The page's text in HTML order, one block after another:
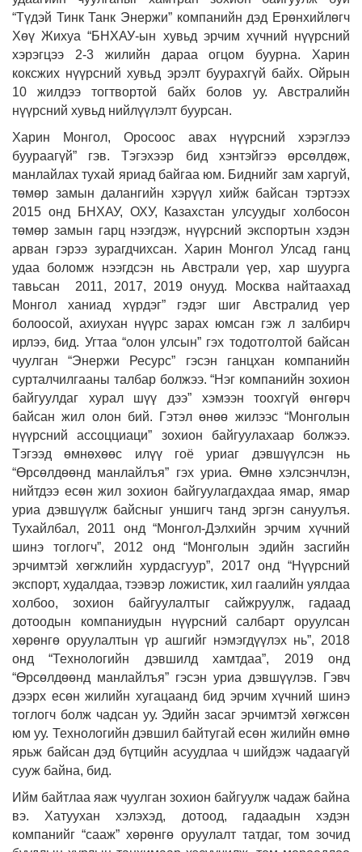
“Түдэй Тинк Танк Энержи” компанийн дэд Ерөнхийлөгч
Хөү Жихуа “БНХАУ-ын хувьд эрчим хүчний нүүрсний
хэрэгцээ 2-3 жилийн дараа огцом буурна. Харин
коксжих нүүрсний хувьд эрэлт буурахгүй байх. Ойрын
10 жилдээ тогтвортой байх болов уу. Австралийн
нүүрсний хувьд нийлүүлэлт буурсан.
Харин Монгол, Оросоос авах нүүрсний хэрэглээ
буураагүй” гэв. Тэгэхээр бид хэнтэйгээ өрсөлдөж,
манлайлах тухай яриад байгаа юм. Биднийг зам харгуй,
төмөр замын далангийн хэрүүл хийж байсан тэртээх
2015 онд БНХАУ, ОХУ, Казахстан улсуудыг холбосон
төмөр замын гарц нээгдэж, нүүрсний экспортын хэдэн
арван гэрээ зурагдчихсан. Харин Монгол Улсад ганц
удаа боломж нээгдсэн нь Австрали үер, хар шуурга
тавьсан 2011, 2017, 2019 онууд. Москва найтаахад
Монгол ханиад хүрдэг” гэдэг шиг Австралид үер
болоосой, ахиухан нүүрс зарах юмсан гэж л залбирч
ирлээ, бид. Угтаа “олон улсын” гэх тодотголтой байсан
чуулган “Энержи Ресурс” гэсэн ганцхан компанийн
сурталчилгааны талбар болжээ. “Нэг компанийн зохион
байгуулдаг хурал шүү дээ” хэмээн тоохгүй өнгөрч
байсан жил олон бий. Гэтэл өнөө жилээс “Монголын
нүүрсний ассоцциаци” зохион байгуулахаар болжээ.
Тэгээд өмнөхөөс илүү гоё уриаг дэвшүүлсэн нь
“Өрсөлдөөнд манлайлъя” гэх уриа. Өмнө хэлсэнчлэн,
нийтдээ есөн жил зохион байгуулагдахдаа ямар, ямар
уриа дэвшүүлж байсныг уншигч танд эргэн сануулъя.
Тухайлбал, 2011 онд “Монгол-Дэлхийн эрчим хүчний
шинэ тоглогч”, 2012 онд “Монголын эдийн засгийн
эрчимтэй хөгжлийн хурдасгуур”, 2017 онд “Нүүрсний
экспорт, худалдаа, тээвэр ложистик, хил гаалийн уялдаа
холбоо, зохион байгуулалтыг сайжруулж, гадаад
дотоодын компаниудын нүүрсний салбарт оруулсан
хөрөнгө оруулалтын үр ашгийг нэмэгдүүлэх нь”, 2018
онд “Технологийн дэвшилд хамтдаа”, 2019 онд
“Өрсөлдөөнд манлайлъя” гэсэн уриа дэвшүүлэв. Гэвч
дээрх есөн жилийн хугацаанд бид эрчим хүчний шинэ
тоглогч болж чадсан уу. Эдийн засаг эрчимтэй хөгжсөн
юм уу. Технологийн дэвшил байтугай есөн жилийн өмнө
ярьж байсан дэд бүтцийн асуудлаа ч шийдэж чадаагүй
сууж байна, бид.
Ийм байтлаа яаж чуулган зохион байгуулж чадаж байна
вэ. Хатуухан хэлэхэд, дотоод, гадаадын хэдэн
компанийг “сааж” хөрөнгө оруулалт татдаг, том зочид